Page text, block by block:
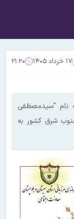
۱۷ خرداد ۱۴۰۵ ۲۱:۲۰
نام "سیدمصطفی
شرق کشور به